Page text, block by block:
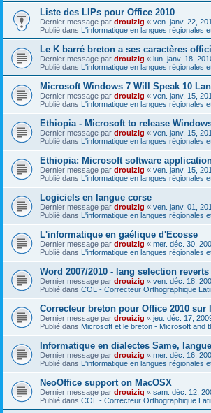
Liste des LIPs pour Office 2010
Dernier message par drouizig « ven. janv. 22,
Publié dans L'informatique en langues régionales
Le K barré breton a ses caractères
Dernier message par drouizig « lun. janv. 18,
Publié dans L'informatique en langues régionales
Microsoft Windows 7 Will Speak 10
Dernier message par drouizig « ven. janv. 15,
Publié dans L'informatique en langues régionales
Ethiopia - Microsoft to release
Dernier message par drouizig « ven. janv. 15,
Publié dans L'informatique en langues régionales
Ethiopia: Microsoft software
Dernier message par drouizig « ven. janv. 15,
Publié dans L'informatique en langues régionales
Logiciels en langue corse
Dernier message par drouizig « ven. janv. 01,
Publié dans L'informatique en langues régionales
L'informatique en gaélique d'Ecosse
Dernier message par drouizig « mer. déc. 30,
Publié dans L'informatique en langues régionales
Word 2007/2010 - lang selection
Dernier message par drouizig « ven. déc. 18,
Publié dans COL - Correcteur Orthographique
Correcteur breton pour Office 2010 sur
Dernier message par drouizig « jeu. déc. 17,
Publié dans Microsoft et le breton - Microsoft and
Informatique en dialectes Same,
Dernier message par drouizig « mer. déc. 16,
Publié dans L'informatique en langues régionales
NeoOffice support on MacOSX
Dernier message par drouizig « sam. déc. 12,
Publié dans COL - Correcteur Orthographique